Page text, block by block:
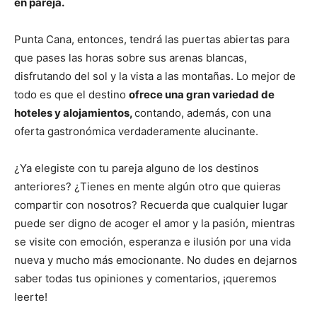
Punta Cana, entonces, tendrá las puertas abiertas para
que pases las horas sobre sus arenas blancas,
disfrutando del sol y la vista a las montañas. Lo mejor de
todo es que el destino ofrece una gran variedad de
hoteles y alojamientos,contando, además, con una
oferta gastronómica verdaderamente alucinante.
¿Ya elegiste con tu pareja alguno de los destinos
anteriores? ¿Tienes en mente algún otro que quieras
compartir con nosotros? Recuerda que cualquier lugar
puede ser digno de acoger el amor y la pasión, mientras
se visite con emoción, esperanza e ilusión por una vida
nueva y mucho más emocionante. No dudes en dejarnos
saber todas tus opiniones y comentarios, ¡queremos
leerte!